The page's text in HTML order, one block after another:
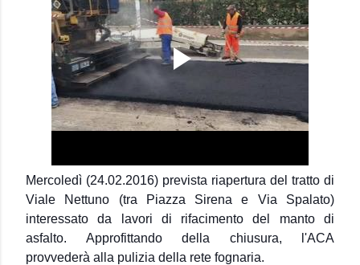
Mercoledì (24.02.2016) prevista riapertura del tratto di
Viale Nettuno (tra Piazza Sirena e Via Spalato)
interessato da lavori di rifacimento del manto di
asfalto. Approfittando della chiusura, l'ACA
provvederà alla pulizia della rete fognaria.